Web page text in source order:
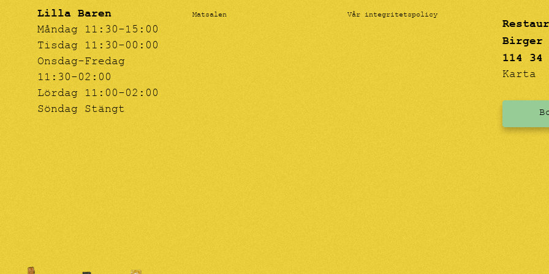
Lilla Baren
Måndag 11:30-15:00
Tisdag 11:30-00:00
Onsdag-Fredag
11:30-02:00
Lördag 11:00-02:00
Söndag Stängt
Matsalen
Vår integritetspolicy
Birger
114 34
Karta